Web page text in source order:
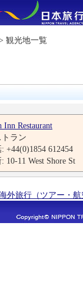
観光地一覧
Inn Restaurant
トラン
+44(0)1854 612454
10-11 West Shore St
外旅行（ツアー・航